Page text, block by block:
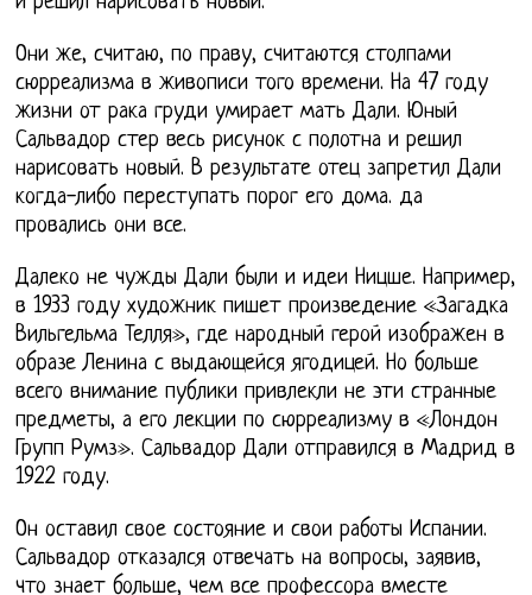
Они же, считаю, по праву, считаются столпами
сюрреализма в живописи того времени. На 47 году
жизни от рака груди умирает мать Дали. Юный
Сальвадор стер весь рисунок с полотна и решил
нарисовать новый. В результате отец запретил Дали
когда-либо переступать порог его дома. да
провались они все.
Далеко не чужды Дали были и идеи Ницше. Например,
в 1933 году художник пишет произведение «Загадка
Вильгельма Телля», где народный герой изображен в
образе Ленина с выдающейся ягодицей. Но больше
всего внимание публики привлекли не эти странные
предметы, а его лекции по сюрреализму в «Лондон
Групп Румз». Сальвадор Дали отправился в Мадрид в
1922 году.
Он оставил свое состояние и свои работы Испании.
Сальвадор отказался отвечать на вопросы, заявив,
что знает больше, чем все профессора вместе